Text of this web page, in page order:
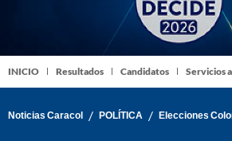
INICIO Resultados Candidatos Servicios
Noticias Caracol / POLÍTICA / Elecciones